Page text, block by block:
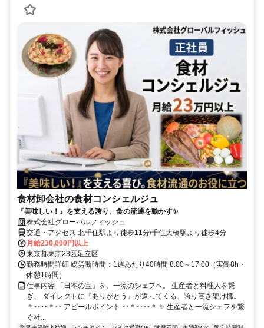
食材卸会社の食材コンシェルジュ
『美味しい！』を支える誇り。食の流通を動かす✨
株式会社グローバルフィッシュ
交通・アクセス 北千住駅より徒歩11分/千住大橋駅より徒歩4分
月給230,000円以上
東京都東京23区足立区
勤務時間詳細 総労働時間：1週あたり40時間 8:00～17:00（実働8h・
休憩1時間）
仕事内容 「日本の宝」を、一流のシェフへ。 生産者と料理人を繋
ぎ、 ダイレクトに『ありがとう』が返ってくる、誇り高き架け橋。
＊‥‥＊‥ アピールポイント ‥＊‥‥＊ ✨ 生産者と一流シェフを繋
ぐ社...